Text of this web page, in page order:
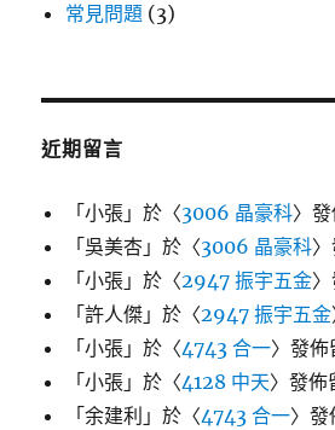
常見問題 (3)
近期留言
「小張 」於〈3006 晶豪科〉
「吳美杏 」於〈3006 晶豪科
「小張 」於〈2947 振宇五金
「許人傑 」於〈2947 振宇五金
「小張 」於〈4743 合一〉發佈
「小張 」於〈4128 中天〉發佈
「余建利 」於〈4743 合一〉發